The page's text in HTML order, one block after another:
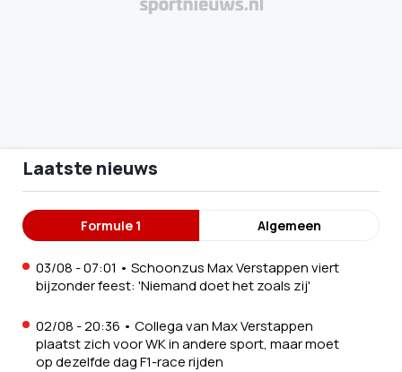
Laatste nieuws
Formule 1 Algemeen
03/08 - 07:01 • Schoonzus Max Verstappen viert
bijzonder feest: 'Niemand doet het zoals zij'
02/08 - 20:36 • Collega van Max Verstappen
plaatst zich voor WK in andere sport, maar moet
op dezelfde dag F1-race rijden